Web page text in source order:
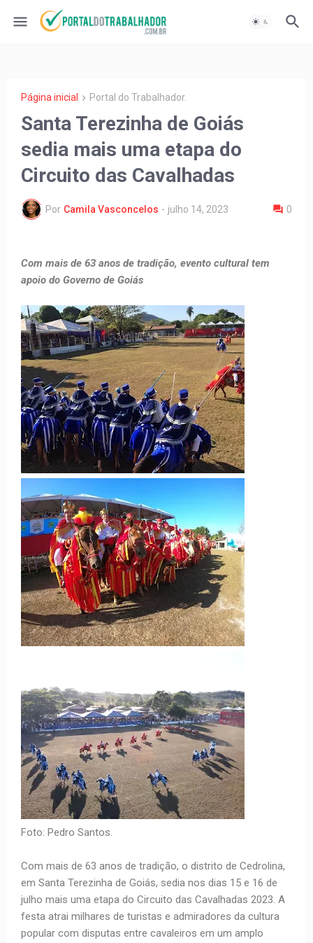
Página inicial Portal do Trabalhador.
Santa Terezinha de Goiás
sedia mais uma etapa do
Circuito das Cavalhadas
Por Camila Vasconcelos - julho 14, 2023 0
Com mais de 63 anos de tradição, evento cultural tem
apoio do Governo de Goiás
Foto: Pedro Santos.
Com mais de 63 anos de tradição, o distrito de Cedrolina,
em Santa Terezinha de Goiás, sedia nos dias 15 e 16 de
julho mais uma etapa do Circuito das Cavalhadas 2023. A
festa atrai milhares de turistas e admiradores da cultura
popular com disputas entre cavaleiros em um amplo